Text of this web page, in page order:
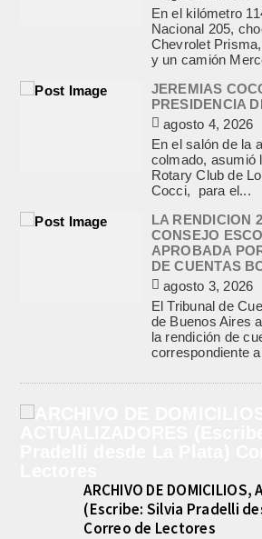
En el kilómetro
Nacional 205,
Chevrolet
y un camión
JEREMIAS
PRESIDENCIA
agosto 4, 2026
En el salón de la
colmado, asumió
Rotary Club de
Cocci, para el...
LA RENDICION
CONSEJO
APROBADA
DE CUENTAS
agosto 3, 2026
El Tribunal de
de Buenos Aires
la rendición de
correspondiente
ARCHIVO DE DOMICILIOS,
(Escribe: Silvia Pradelli
Correo de Lectores